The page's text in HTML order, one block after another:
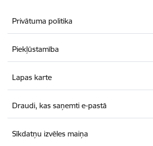
Privātuma politika
Piekļūstamība
Lapas karte
Draudi, kas saņemti e-pastā
Sīkdatņu izvēles maiņa